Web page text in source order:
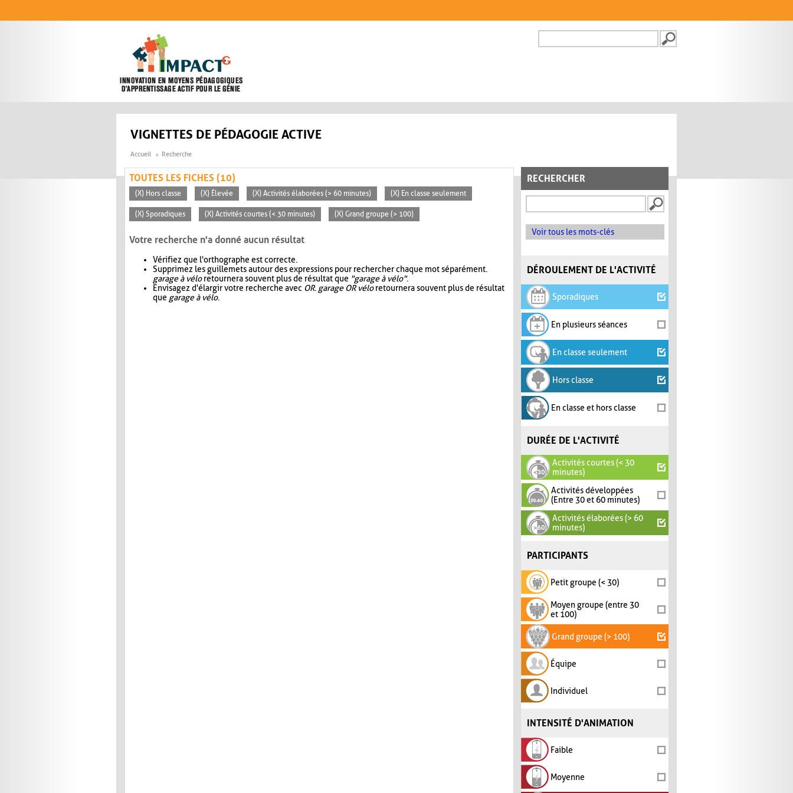
FORMULAIRE DE
VIGNETTES DE PÉDAGOGIE ACTIVE
Accueil Recherche
RECHERCHER
Voir tous les mots-clés
DÉROULEMENT DE L'ACTIVITÉ
Sporadiques
En plusieurs séances
En classe seulement
Hors classe
En classe et hors classe
DURÉE DE L'ACTIVITÉ
Activités courtes (< 30
minutes)
Activités développées
(Entre 30 et 60 minutes)
Activités élaborées (> 60
minutes)
PARTICIPANTS
Petit groupe (< 30)
Moyen groupe (entre 30
et 100)
Grand groupe (> 100)
Équipe
Individuel
INTENSITÉ D'ANIMATION
Faible
Moyenne
TOUTES LES FICHES (10)
(X) Hors classe (X) Élevée (X) Activités élaborées (> 60 minutes) (X) En classe seulement
(X) Sporadiques (X) Activités courtes (< 30 minutes) (X) Grand groupe (> 100)
Votre recherche n'a donné aucun résultat
Vérifiez que l'orthographe est correcte.
Supprimez les guillemets autour des expressions pour rechercher chaque mot séparément.
garage à véloretournera souvent plus de résultat que "garage à vélo".
Envisagez d'élargir votre recherche avec OR. garage OR véloretournera souvent plus de résultat
que garage à vélo.